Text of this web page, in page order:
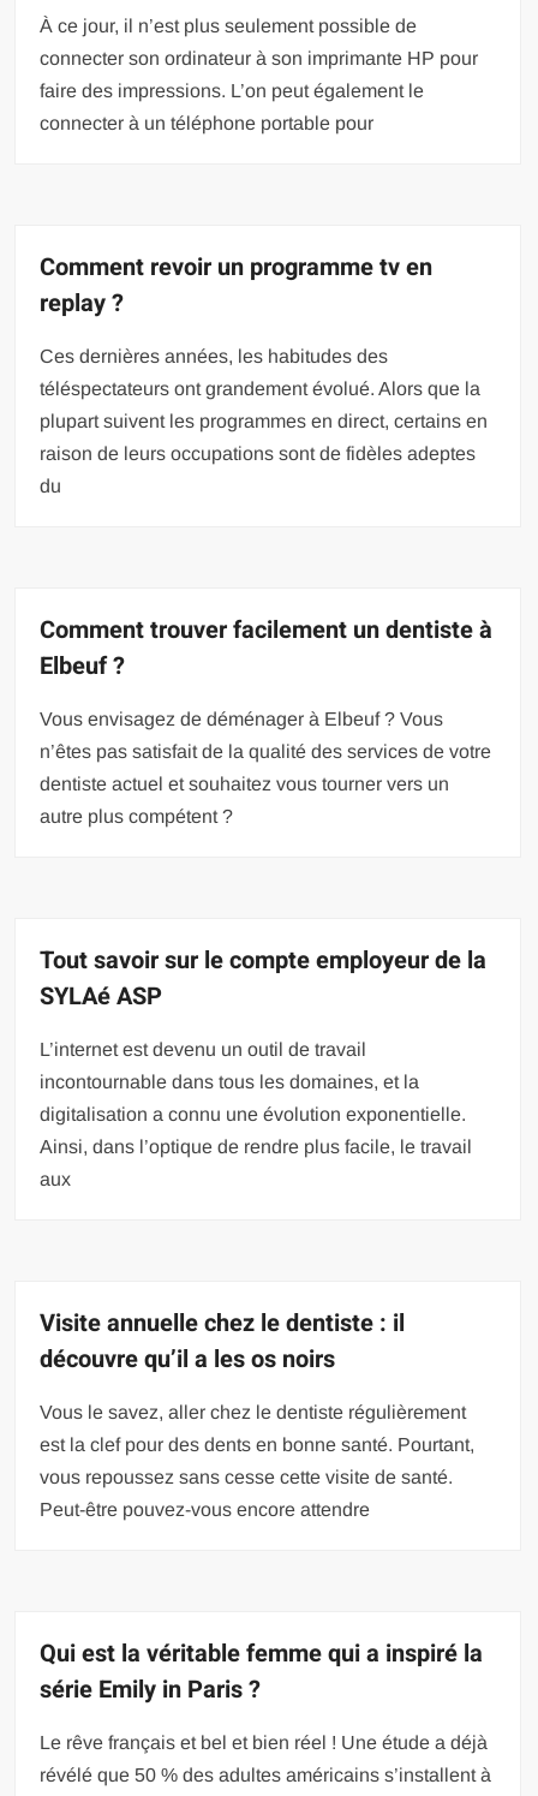
À ce jour, il n’est plus seulement possible de
connecter son ordinateur à son imprimante HP pour
faire des impressions. L’on peut également le
connecter à un téléphone portable pour
Comment revoir un programme tv en
replay ?
Ces dernières années, les habitudes des
téléspectateurs ont grandement évolué. Alors que la
plupart suivent les programmes en direct, certains en
raison de leurs occupations sont de fidèles adeptes
du
Comment trouver facilement un dentiste à
Elbeuf ?
Vous envisagez de déménager à Elbeuf ? Vous
n’êtes pas satisfait de la qualité des services de votre
dentiste actuel et souhaitez vous tourner vers un
autre plus compétent ?
Tout savoir sur le compte employeur de la
SYLAé ASP
L’internet est devenu un outil de travail
incontournable dans tous les domaines, et la
digitalisation a connu une évolution exponentielle.
Ainsi, dans l’optique de rendre plus facile, le travail
aux
Visite annuelle chez le dentiste : il
découvre qu’il a les os noirs
Vous le savez, aller chez le dentiste régulièrement
est la clef pour des dents en bonne santé. Pourtant,
vous repoussez sans cesse cette visite de santé.
Peut-être pouvez-vous encore attendre
Qui est la véritable femme qui a inspiré la
série Emily in Paris ?
Le rêve français et bel et bien réel ! Une étude a déjà
révélé que 50 % des adultes américains s’installent à